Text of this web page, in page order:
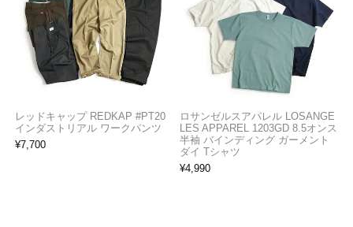
レッドキャップ REDKAP #PT20
インダストリアル ワークパンツ
¥7,700
ロサンゼルスアパレル LOSANGE
LES APPAREL 1203GD 8.5オンス
半袖 バインディング ガーメント
ダイ Tシャツ
¥4,990